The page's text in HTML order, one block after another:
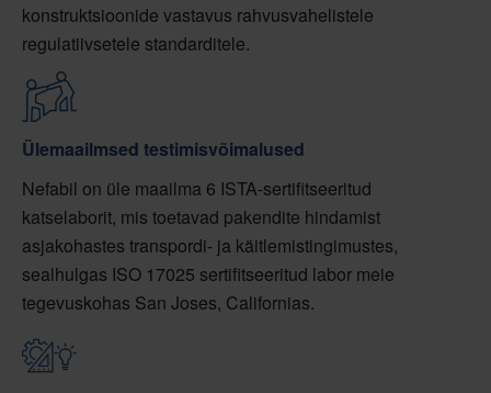
konstruktsioonide vastavus rahvusvahelistele
regulatiivsetele standarditele.
Ülemaailmsed testimisvõimalused
Nefabil on üle maailma 6 ISTA-sertifitseeritud
katselaborit, mis toetavad pakendite hindamist
asjakohastes transpordi- ja käitlemistingimustes,
sealhulgas ISO 17025 sertifitseeritud labor meie
tegevuskohas San Joses, Californias.